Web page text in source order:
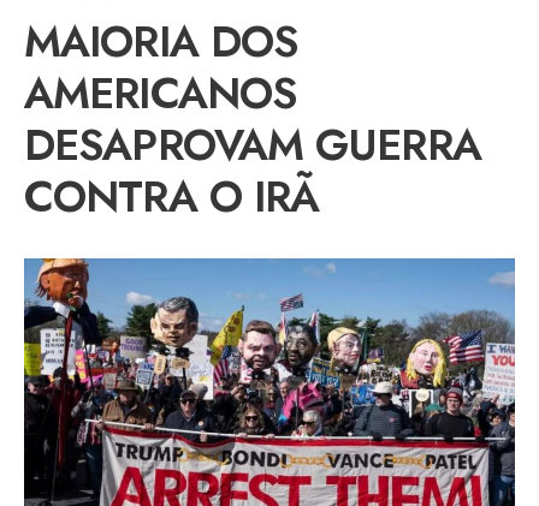
MAIORIA DOS
AMERICANOS
DESAPROVAM GUERRA
CONTRA O IRÃ